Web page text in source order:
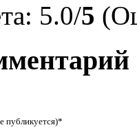
5.0/5
публикуется)*